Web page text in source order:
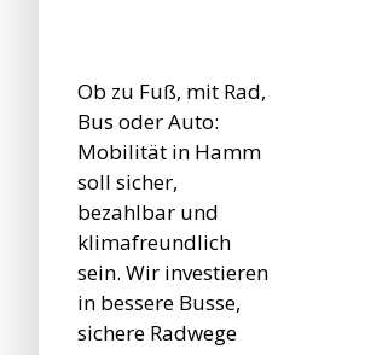
Ob zu Fuß, mit Rad,
Bus oder Auto:
Mobilität in Hamm
soll sicher,
bezahlbar und
klimafreundlich
sein. Wir investieren
in bessere Busse,
sichere Radwege